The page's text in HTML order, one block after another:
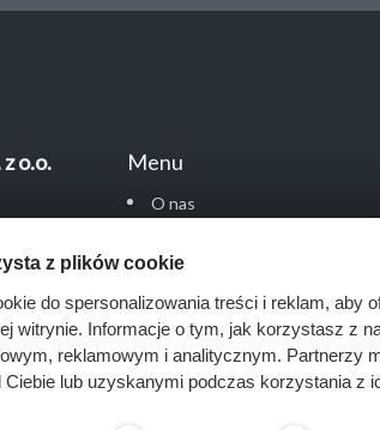
o.o. Menu
O nas
Monitoring przetargów
Raporty przetargowe
Ustawienia cookies
Kontakt
z plików cookie
do spersonalizowania treści i reklam, aby
witrynie. Informacje o tym, jak korzystasz z
reklamowym i analitycznym. Partnerzy
lub uzyskanymi podczas korzystania z